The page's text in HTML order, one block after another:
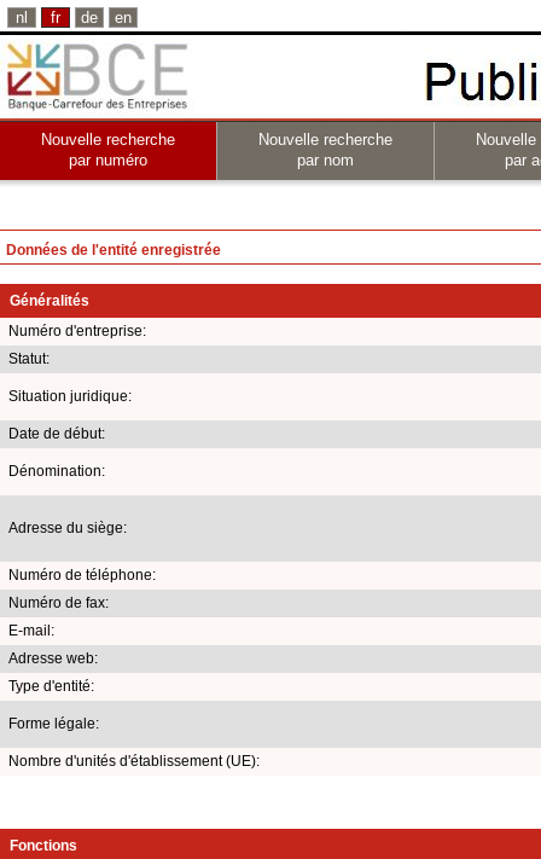
nl fr de en
Nouvelle recherche
par numéro
Nouvelle recherche
par nom
par
Données de l'entité enregistrée
Généralités
Numéro d'entreprise:
Statut:
Situation juridique:
Date de début:
Dénomination:
Adresse du siège:
Numéro de téléphone:
Numéro de fax:
E-mail:
Adresse web:
Type d'entité:
Forme légale:
Nombre d'unités d'établissement (UE):
Fonctions